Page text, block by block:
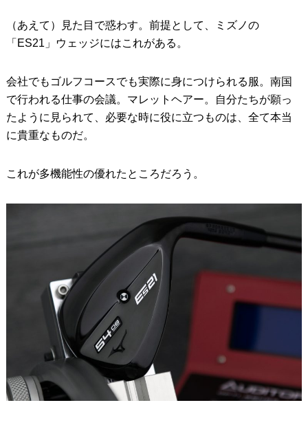
（あえて）見た目で惑わす。前提として、ミズノの
「ES21」ウェッジにはこれがある。
会社でもゴルフコースでも実際に身につけられる服。南国
で行われる仕事の会議。マレットヘアー。自分たちが願っ
たように見られて、必要な時に役に立つものは、全て本当
に貴重なものだ。
これが多機能性の優れたところだろう。